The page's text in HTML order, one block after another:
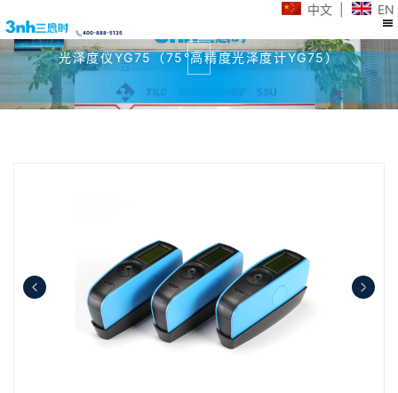
中文| EN
400-888-5135
光泽度仪YG75（75°高精度光泽度计YG75）